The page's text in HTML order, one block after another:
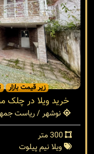
زیر قیمت بازار
خرید ویلا در چلک
نوشهر / ریاست
ویلا نیم پیلوت